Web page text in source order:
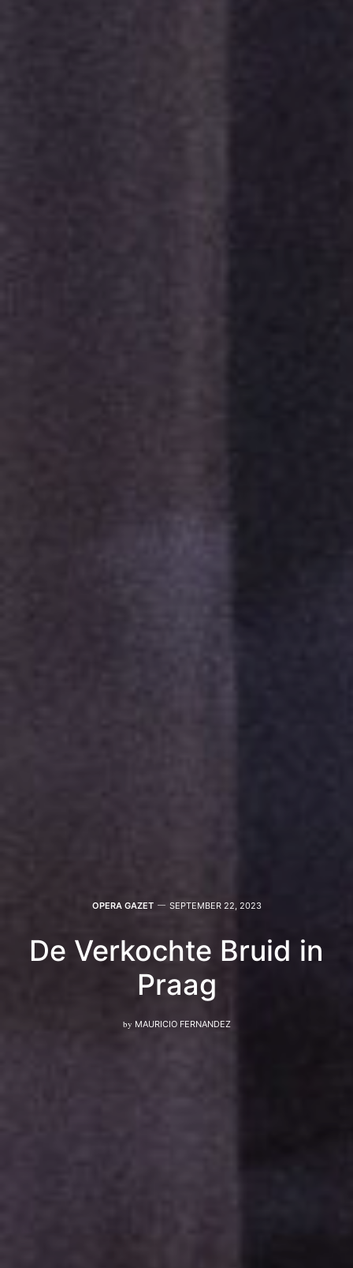
OPERA GAZET SEPTEMBER 22, 2023
De Verkochte Bruid in
Praag
by MAURICIO FERNANDEZ